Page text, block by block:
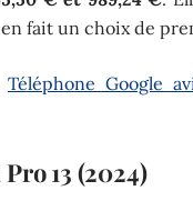
fait un choix de
Téléphone Google
13 (2024)